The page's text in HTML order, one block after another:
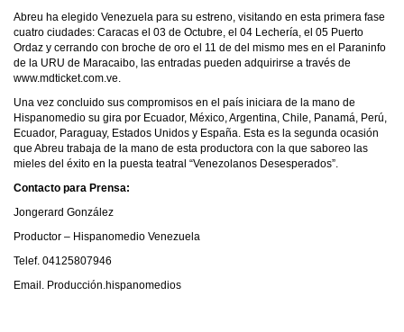
Abreu ha elegido Venezuela para su estreno, visitando en esta primera fase
cuatro ciudades: Caracas el 03 de Octubre, el 04 Lechería, el 05 Puerto
Ordaz y cerrando con broche de oro el 11 de del mismo mes en el Paraninfo
de la URU de Maracaibo, las entradas pueden adquirirse a través de
www.mdticket.com.ve.
Una vez concluido sus compromisos en el país iniciara de la mano de
Hispanomedio su gira por Ecuador, México, Argentina, Chile, Panamá, Perú,
Ecuador, Paraguay, Estados Unidos y España. Esta es la segunda ocasión
que Abreu trabaja de la mano de esta productora con la que saboreo las
mieles del éxito en la puesta teatral “Venezolanos Desesperados”.
Contacto para Prensa:
Jongerard González
Productor – Hispanomedio Venezuela
Telef. 04125807946
Email. Producción.hispanomedios